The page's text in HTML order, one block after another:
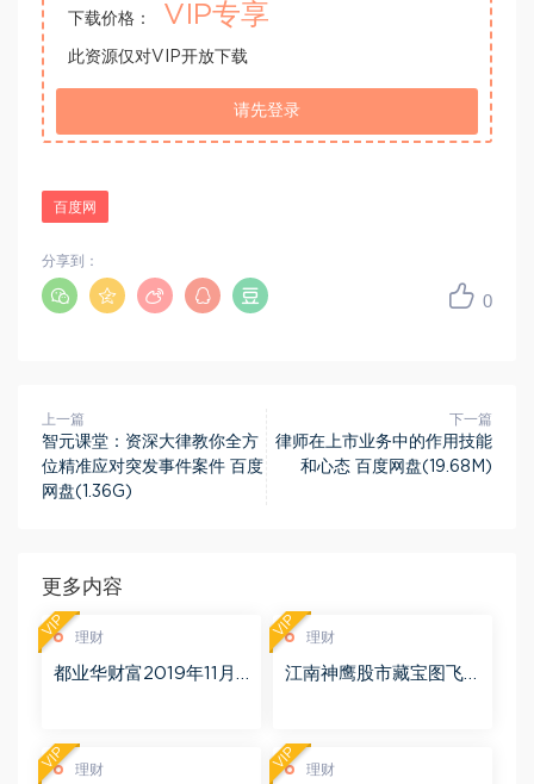
下载价格： VIP专享
此资源仅对VIP开放下载
请先登录
百度网
0
分享到：
上一篇
智元课堂：资深大律教你全方
位精准应对突发事件案件 百度
网盘(1.36G)
下一篇
律师在上市业务中的作用技能
和心态 百度网盘(19.68M)
更多内容
理财
都业华财富2019年11月
VIP 理财
江南神鹰股市藏宝图飞
VIP
理财
VIP 理财
VIP